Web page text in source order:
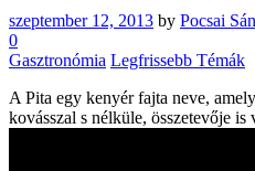
szeptember 12, 2013 by Pocsai
0
Gasztronómia Legfrissebb Témák
A Pita egy kenyér fajta neve,
kovásszal s nélküle, összetevője